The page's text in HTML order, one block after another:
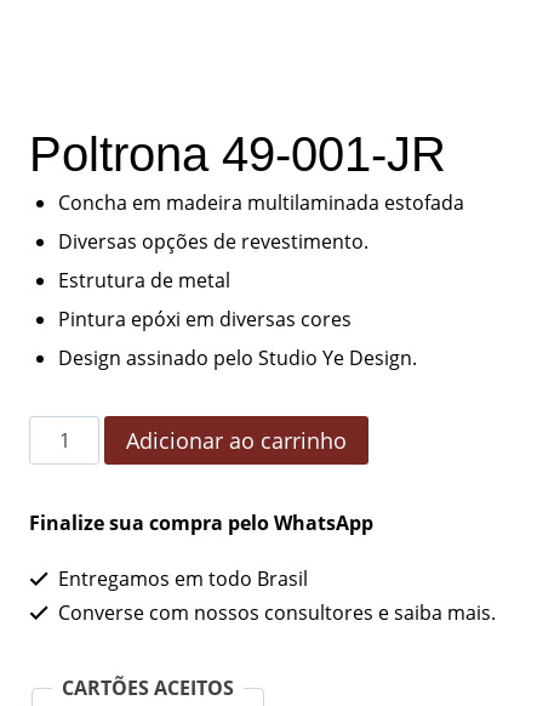
Poltrona 49-001-JR
Concha em madeira multilaminada estofada
Diversas opções de revestimento.
Estrutura de metal
Pintura epóxi em diversas cores
Design assinado pelo Studio Ye Design.
Adicionar ao carrinho
Finalize sua compra pelo WhatsApp
Entregamos em todo Brasil
Converse com nossos consultores e saiba mais.
CARTÕES ACEITOS